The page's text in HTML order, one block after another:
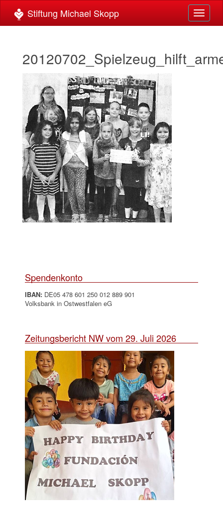
Toggle
Spendenkonto
IBAN: DE05 478 601 250 012 889 901
Volksbank in Ostwestfalen eG
Zeitungsbericht NW vom 29. Juli 2026